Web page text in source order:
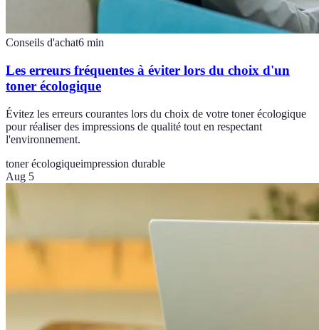
Conseils d'achat6 min
Les erreurs fréquentes à éviter lors du choix d'un
toner écologique
Évitez les erreurs courantes lors du choix de votre toner écologique
pour réaliser des impressions de qualité tout en respectant
l'environnement.
toner écologiqueimpression durable
Aug 5